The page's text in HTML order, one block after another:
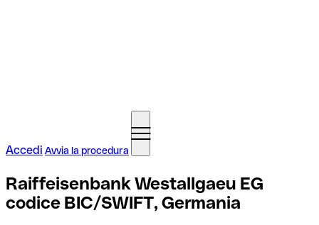
Accedi Avvia la procedura
Raiffeisenbank Westallgaeu EG
codice BIC/SWIFT, Germania